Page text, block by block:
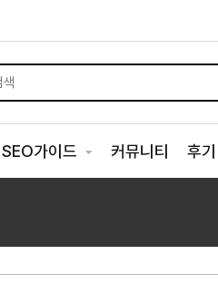
SEO가이드 커뮤니티 후기